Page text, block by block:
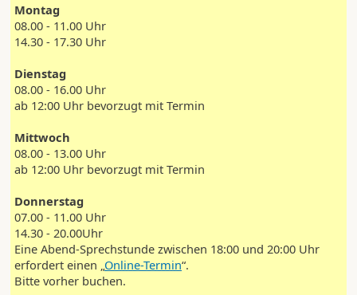
Montag
08.00 - 11.00 Uhr
14.30 - 17.30 Uhr
Dienstag
08.00 - 16.00 Uhr
ab 12:00 Uhr bevorzugt mit Termin
Mittwoch
08.00 - 13.00 Uhr
ab 12:00 Uhr bevorzugt mit Termin
Donnerstag
07.00 - 11.00 Uhr
14.30 - 20.00Uhr
Eine Abend-Sprechstunde zwischen 18:00 und 20:00 Uhr
erfordert einen „ Online-Termin“.
Bitte vorher buchen.